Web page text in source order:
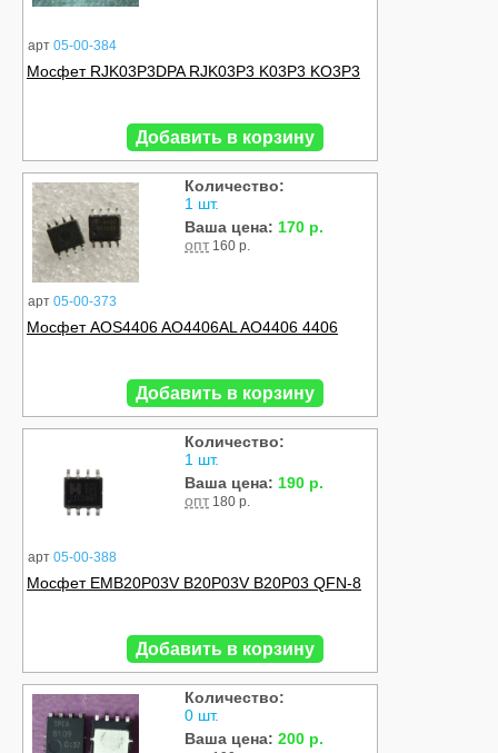
арт 05-00-384
Мосфет RJK03P3DPA RJK03P3 K03P3 KO3P3
Добавить в корзину
арт 05-00-373
Количество:
1 шт.
Ваша цена: 170 р.
опт 160 р.
Мосфет AOS4406 AO4406AL AO4406 4406
Добавить в корзину
арт 05-00-388
Количество:
1 шт.
Ваша цена: 190 р.
опт 180 р.
Мосфет EMB20P03V B20P03V B20P03 QFN-8
Добавить в корзину
Количество:
0 шт.
Ваша цена: 200 р.